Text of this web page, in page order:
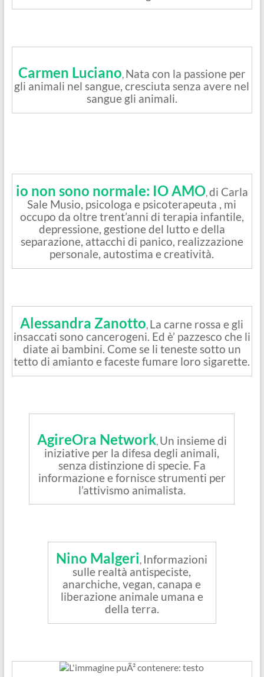
Carmen Luciano, Nata con la passione per
gli animali nel sangue, cresciuta senza avere nel
sangue gli animali.
io non sono normale: IO AMO,di Carla
Sale Musio, psicologa e psicoterapeuta , mi
occupo da oltre trent’anni di terapia infantile,
depressione, gestione del lutto e della
separazione, attacchi di panico, realizzazione
personale, autostima e creatività.
Alessandra Zanotto La carne rossa e gli
insaccati sono cancerogeni. Ed è’ pazzesco che li
diate ai bambini. Come se li teneste sotto un
tetto di amianto e faceste fumare loro sigarette.
AgireOra Network, Un insieme di
iniziative per la difesa degli animali,
senza distinzione di specie. Fa
informazione e fornisce strumenti per
l’attivismo animalista.
Nino Malgeri Informazioni
sulle realtà antispeciste,
anarchiche, vegan, canapa e
liberazione animale umana e
della terra.